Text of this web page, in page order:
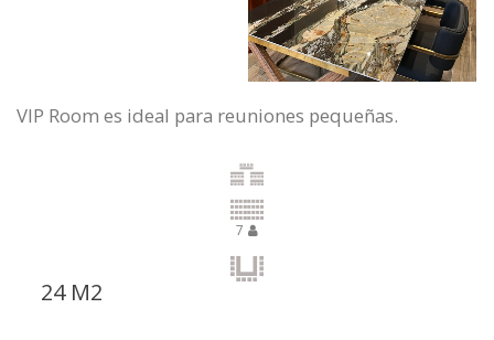
VIP Room es ideal para reuniones pequeñas.
7
24